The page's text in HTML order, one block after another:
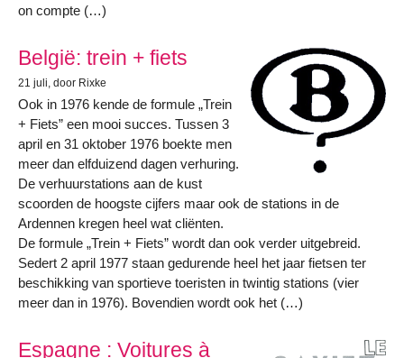
on compte (…)
België: trein + fiets
21 juli, door Rixke
Ook in 1976 kende de formule „Trein
+ Fiets” een mooi succes. Tussen 3
april en 31 oktober 1976 boekte men
meer dan elfduizend dagen verhuring.
De verhuurstations aan de kust
scoorden de hoogste cijfers maar ook de stations in de
Ardennen kregen heel wat cliënten.
De formule „Trein + Fiets” wordt dan ook verder uitgebreid.
Sedert 2 april 1977 staan gedurende heel het jaar fietsen ter
beschikking van sportieve toeristen in twintig stations (vier
meer dan in 1976). Bovendien wordt ook het (…)
Espagne : Voitures à